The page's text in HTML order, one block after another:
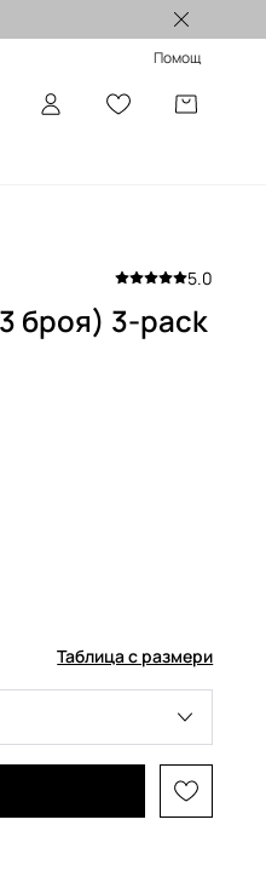
Помощ
5.0
броя) 3-pack
Таблица с размери